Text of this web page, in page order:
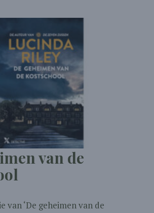
van de
van ‘De geheimen van de